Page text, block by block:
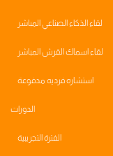
لقاء الذكاء الصناعي المباشر
لقاء اسماك القرش المباشر
استشاره فرديه مدفوعة
الدورات
الفترة التجريبية